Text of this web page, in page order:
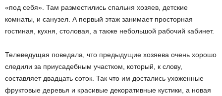
«под себя». Там разместились спальня хозяев, детские
комнаты, и санузел. А первый этаж занимает просторная
гостиная, кухня, столовая, а также небольшой рабочий кабинет.
Телеведущая поведала, что предыдущие хозяева очень хорошо
следили за приусадебным участком, который, к слову,
составляет двадцать соток. Так что им достались ухоженные
фруктовые деревья и красивые декоративные кустики, а новая